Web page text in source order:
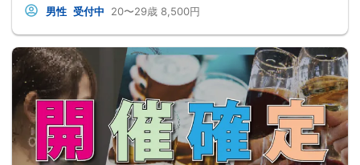
男性 受付中 20〜29歳 8,500円